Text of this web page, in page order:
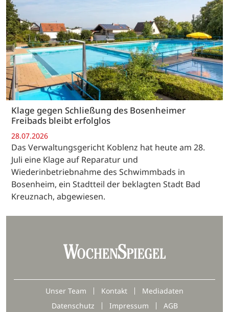
Klage gegen Schließung des Bosenheimer
Freibads bleibt erfolglos
28.07.2026
Das Verwaltungsgericht Koblenz hat heute am 28.
Juli eine Klage auf Reparatur und
Wiederinbetriebnahme des Schwimmbads in
Bosenheim, ein Stadtteil der beklagten Stadt Bad
Kreuznach, abgewiesen.
Unser Team Kontakt
Mediadaten
Datenschutz
Impressum AGB